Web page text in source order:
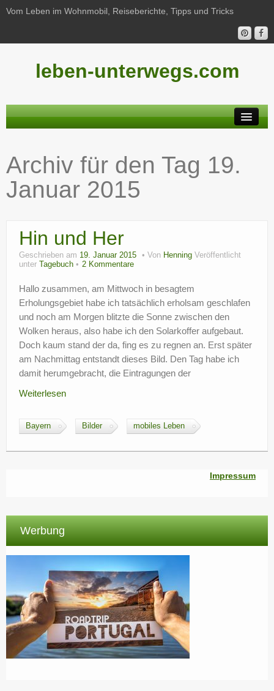
Vom Leben im Wohnmobil, Reiseberichte, Tipps und Tricks
leben-unterwegs.com
Reiseberichte
Unterwegs
Freizeit
Wohnmobil-Technik
?
Archiv für den Tag 19.
Januar 2015
Hin und Her
Geschrieben am 19. Januar 2015 Von Henning Veröffentlicht
unter
Tagebuch 2 Kommentare
Hallo zusammen, am Mittwoch in besagtem
Erholungsgebiet habe ich tatsächlich erholsam geschlafen
und noch am Morgen blitzte die Sonne zwischen den
Wolken heraus, also habe ich den Solarkoffer aufgebaut.
Doch kaum stand der da, fing es zu regnen an. Erst später
am Nachmittag entstandt dieses Bild. Den Tag habe ich
damit herumgebracht, die Eintragungen der
Weiterlesen
Bayern Bilder mobiles Leben
Impressum
Werbung